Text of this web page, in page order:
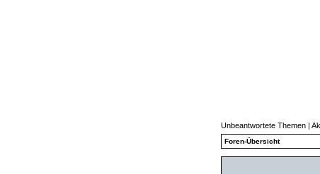
Unbeantwortete Themen |
Foren-Übersicht